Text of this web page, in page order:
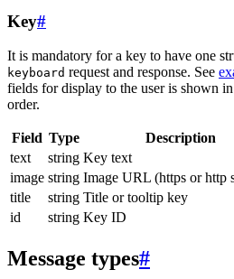
Key#
It is mandatory for a key to have one
keyboard request and response. See
fields for display to the user is shown
order.
Field Type Description
text
string Key text
image string Image URL (https or http
title
string Title or tooltip key
id
string Key ID
Message types#